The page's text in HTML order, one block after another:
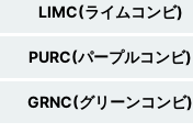
LIMC(ライムコンビ)
PURC(パープルコンビ)
GRNC(グリーンコンビ)